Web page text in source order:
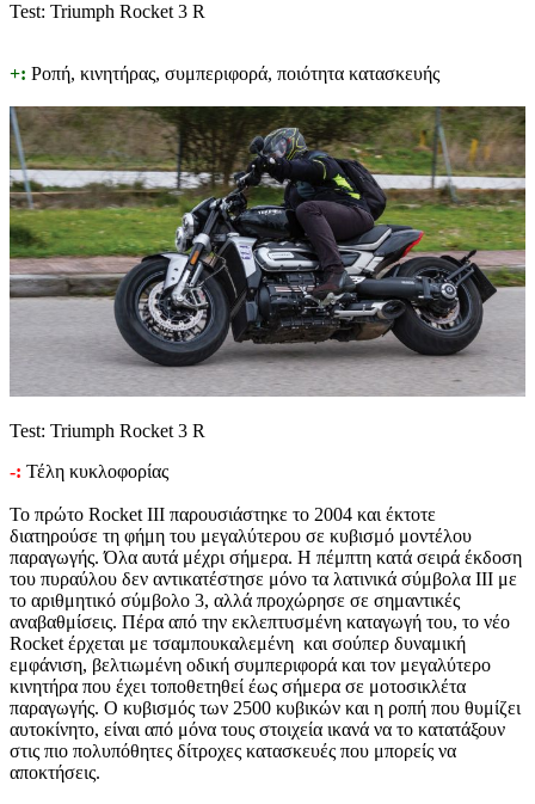
Test: Triumph Rocket 3 R
+: Ροπή, κινητήρας, συμπεριφορά, ποιότητα κατασκευής
Test: Triumph Rocket 3 R
-: Τέλη κυκλοφορίας
Το πρώτο Rocket III παρουσιάστηκε το 2004 και έκτοτε
διατηρούσε τη φήμη του μεγαλύτερου σε κυβισμό μοντέλου
παραγωγής. Όλα αυτά μέχρι σήμερα. Η πέμπτη κατά σειρά έκδοση
του πυραύλου δεν αντικατέστησε μόνο τα λατινικά σύμβολα ΙΙΙ με
το αριθμητικό σύμβολο 3, αλλά προχώρησε σε σημαντικές
αναβαθμίσεις. Πέρα από την εκλεπτυσμένη καταγωγή του, το νέο
Rocket έρχεται με τσαμπουκαλεμένη και σούπερ δυναμική
εμφάνιση, βελτιωμένη οδική συμπεριφορά και τον μεγαλύτερο
κινητήρα που έχει τοποθετηθεί έως σήμερα σε μοτοσικλέτα
παραγωγής. Ο κυβισμός των 2500 κυβικών και η ροπή που θυμίζει
αυτοκίνητο, είναι από μόνα τους στοιχεία ικανά να το κατατάξουν
στις πιο πολυπόθητες δίτροχες κατασκευές που μπορείς να
αποκτήσεις.